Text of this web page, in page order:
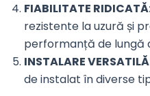
FIABILITATE
rezistente la uzură și
performanță de lungă
INSTALARE
de instalat în diverse